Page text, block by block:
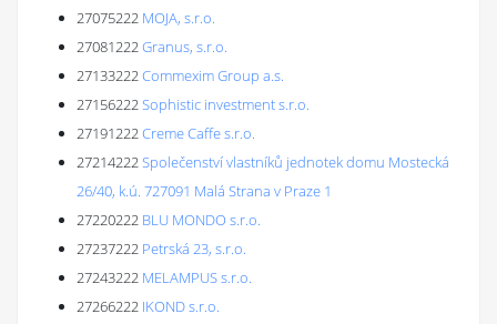
27075222 MOJA, s.r.o.
27081222Granus, s.r.o.
27133222Commexim Group a.s.
27156222Sophistic investment s.r.o.
27191222Creme Caffe s.r.o.
27214222Společenství vlastníků jednotek domu Mostecká
26/40, k.ú. 727091 Malá Strana v Praze 1
27220222 BLU MONDO s.r.o.
27237222 Petrská 23, s.r.o.
27243222 MELAMPUS s.r.o.
27266222 IKOND s.r.o.